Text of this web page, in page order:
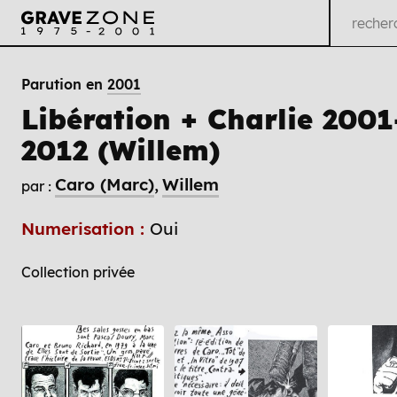
Parution en 2001
Libération + Charlie
2012 (Willem)
par : Caro (Marc) Willem
Numerisation : Oui
Collection privée